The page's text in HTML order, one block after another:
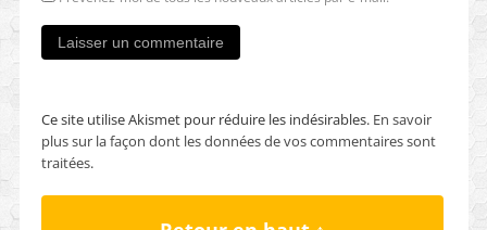
Ce site utilise Akismet pour réduire les indésirables. En savoir
plus sur la façon dont les données de vos commentaires sont
traitées.